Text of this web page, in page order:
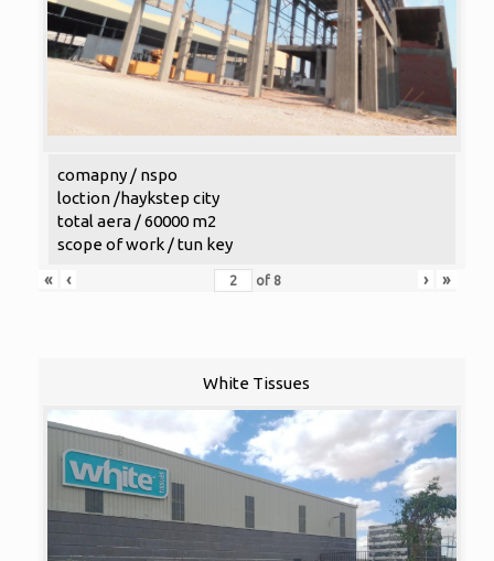
comapny / nspo
loction /haykstep city
total aera / 60000 m2
scope of work / tun key
«
‹ of 8 › »
White Tissues